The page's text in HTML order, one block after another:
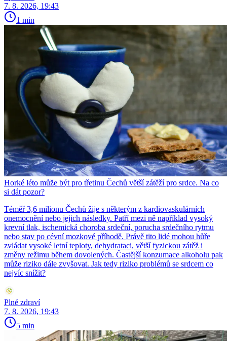
7. 8. 2026, 19:43
1 min
Horké léto může být pro třetinu Čechů větší zátěží pro srdce. Na co
si dát pozor?
Téměř 3,6 milionu Čechů žije s některým z kardiovaskulárních
onemocnění nebo jejich následky. Patří mezi ně například vysoký
krevní tlak, ischemická choroba srdeční, porucha srdečního rytmu
nebo stav po cévní mozkové příhodě. Právě tito lidé mohou hůře
zvládat vysoké letní teploty, dehydrataci, větší fyzickou zátěž i
změny režimu během dovolených. Častější konzumace alkoholu pak
může riziko dále zvyšovat. Jak tedy riziko problémů se srdcem co
nejvíc snížit?
Plné zdraví
7. 8. 2026, 19:43
5 min